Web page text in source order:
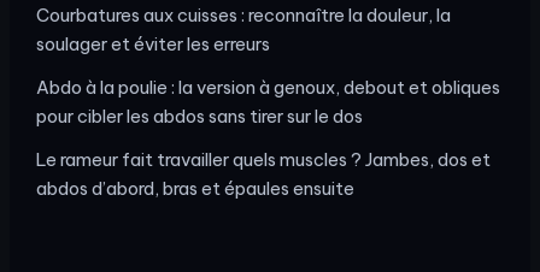
Courbatures aux cuisses : reconnaître la douleur, la
soulager et éviter les erreurs
Abdo à la poulie : la version à genoux, debout et obliques
pour cibler les abdos sans tirer sur le dos
Le rameur fait travailler quels muscles ? Jambes, dos et
abdos d’abord, bras et épaules ensuite